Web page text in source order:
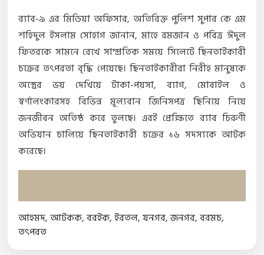
র‌্যাব-৯ এর মিডিয়া অফিসার, অতিরিক্ত পুলিশ সুপার কে এম
শহিদুল ইসলাম সোহাগ জানান, মাহে রমজান ও পবিত্র ঈদুল
ফিতরকে সামনে রেখে সাম্প্রতিক সময়ে সিলেটে ছিনতাইকারী
চক্রের তৎপরতা বৃদ্ধি পেয়েছে। ছিনতাইকারীরা নিরীহ মানুষকে
অস্ত্রের ভয় দেখিয়ে টাকা-পয়সা, ব্যাগ, মোবাইল ও
স্বর্ণালংকারসহ বিভিন্ন মূল্যবান জিনিসপত্র ছিনিয়ে নিয়ে
জনজীবন অতিষ্ঠ করে তুলছে। এরই প্রেক্ষিতে র‌্যাব চিরুণী
অভিযান চালিয়ে ছিনতাইকারী চক্রের ১৬ সদস্যকে আটক
করেছে।
আহমদ,আটকক,বরইক,ইরতল,যনগর,জনগর,বরমচ,
তৎপরত